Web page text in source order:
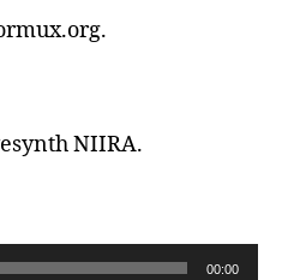
NIIRA.
00:00